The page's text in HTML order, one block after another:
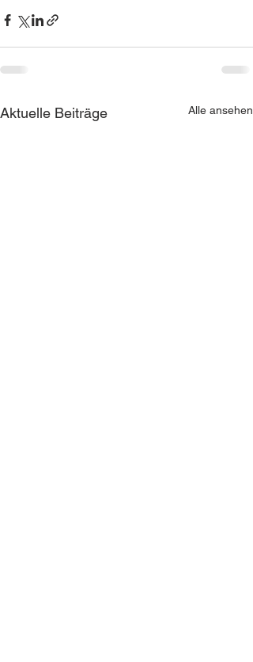
Aktuelle Beiträge Alle ansehen